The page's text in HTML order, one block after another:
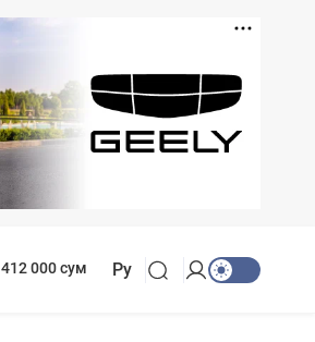
412 000 сум Ру